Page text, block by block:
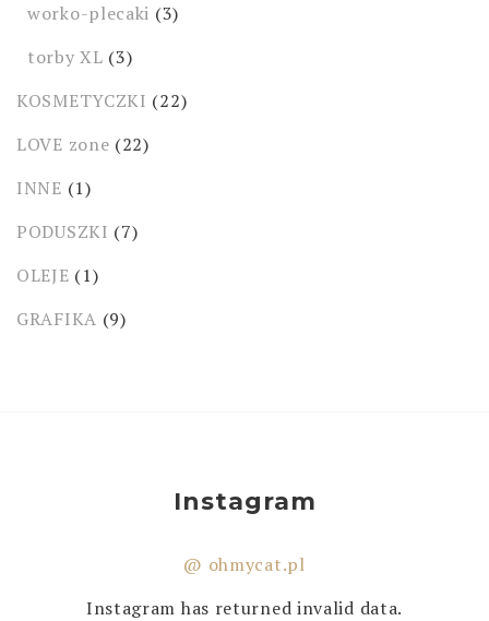
worko-plecaki (3)
torby XL (3)
KOSMETYCZKI (22)
LOVE zone (22)
INNE (1)
PODUSZKI (7)
OLEJE (1)
GRAFIKA (9)
Instagram
@ ohmycat.pl
Instagram has returned invalid data.